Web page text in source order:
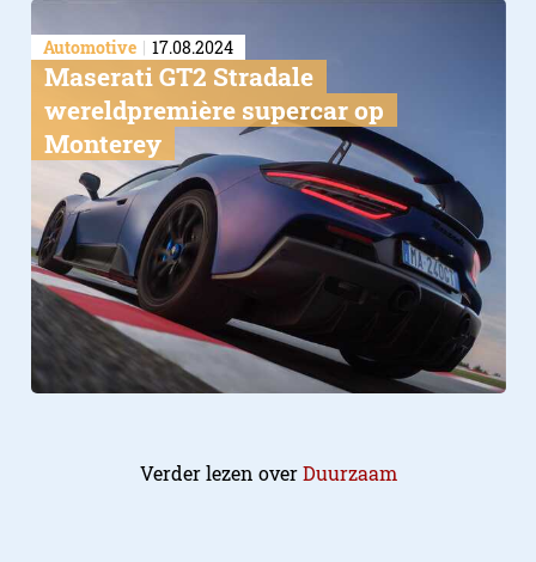
Automotive 17.08.2024
Maserati GT2 Stradale
wereldpremière supercar op
Monterey
Verder lezen overDuurzaam